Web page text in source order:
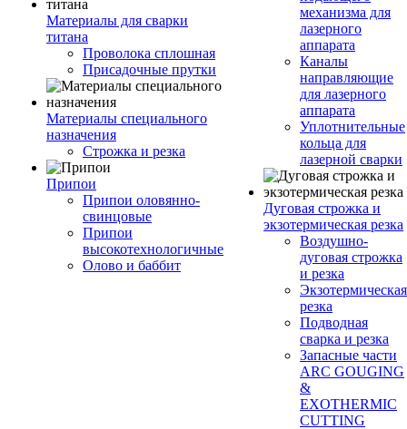
Материалы для сварки
титана
Проволока сплошная
Присадочные прутки
Материалы специального
назначения
Строжка и резка
Припои
Припои оловянно-
свинцовые
Припои
высокотехнологичные
Олово и баббит
механизма для
лазерного
аппарата
Каналы
направляющие
для лазерного
аппарата
Уплотнительные
кольца для
лазерной сварки
Дуговая строжка и
экзотермическая резка
Воздушно-
дуговая строжка
и резка
Экзотермическая
резка
Подводная
сварка и резка
Запасные части
ARC GOUGING
&
EXOTHERMIC
CUTTING